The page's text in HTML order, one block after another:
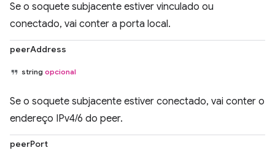
Se o soquete subjacente estiver vinculado ou
conectado, vai conter a porta local.
peerAddress
string opcional
Se o soquete subjacente estiver conectado, vai conter o
endereço IPv4/6 do peer.
peerPort